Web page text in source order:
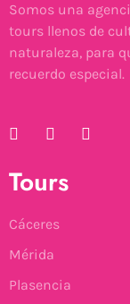
Somos una
tours llenos de
naturaleza, para
recuerdo especial.
Tours
Cáceres
Mérida
Plasencia